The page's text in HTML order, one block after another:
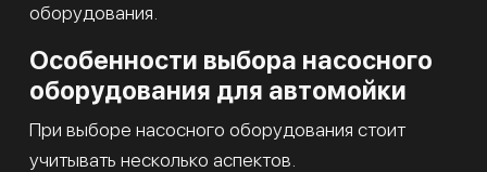
оборудования.
Особенности выбора насосного
оборудования для автомойки
При выборе насосного оборудования стоит
учитывать несколько аспектов.